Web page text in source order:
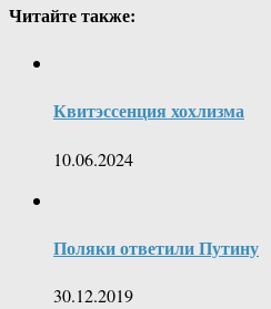
Читайте также:
Квитэссенция хохлизма
10.06.2024
Поляки ответили Путину
30.12.2019